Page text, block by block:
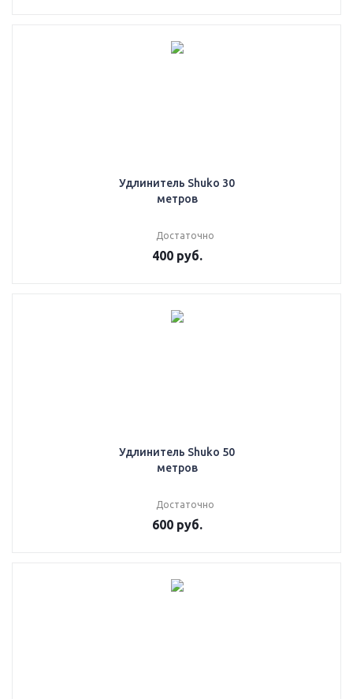
Удлинитель Shuko 30
метров
Достаточно
400руб.
Удлинитель Shuko 50
метров
Достаточно
600руб.